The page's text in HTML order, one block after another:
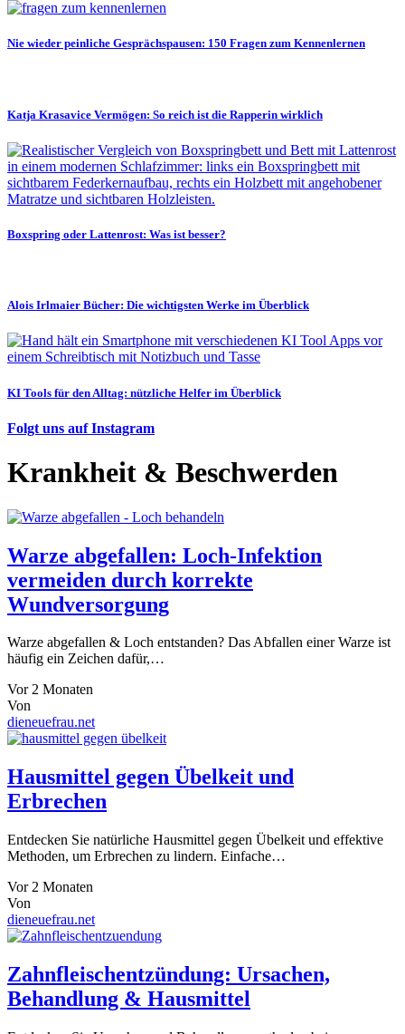
Nie wieder peinliche Gesprächspausen: 150 Fragen zum Kennenlernen
Katja Krasavice Vermögen: So reich ist die Rapperin wirklich
Boxspring oder Lattenrost: Was ist besser?
Alois Irlmaier Bücher: Die wichtigsten Werke im Überblick
KI Tools für den Alltag: nützliche Helfer im Überblick
Folgt uns auf Instagram
Krankheit & Beschwerden
Warze abgefallen: Loch-Infektion
vermeiden durch korrekte
Wundversorgung
Warze abgefallen & Loch entstanden? Das Abfallen einer Warze ist
häufig ein Zeichen dafür,…
Vor 2 Monaten
Von
dieneuefrau.net
Hausmittel gegen Übelkeit und
Erbrechen
Entdecken Sie natürliche Hausmittel gegen Übelkeit und effektive
Methoden, um Erbrechen zu lindern. Einfache…
Vor 2 Monaten
Von
dieneuefrau.net
Zahnfleischentzündung: Ursachen,
Behandlung & Hausmittel